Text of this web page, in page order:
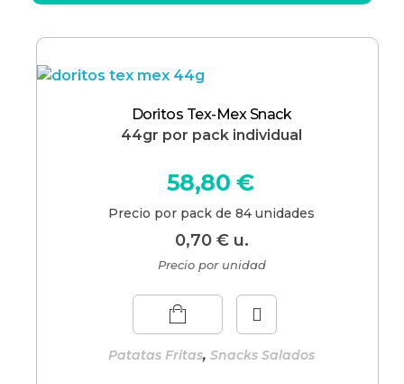
Doritos Tex-Mex Snack
44gr por pack individual
0,70 €u.
58,80 €
Precio por pack de 84 unidades
Patatas Fritas,Snacks Salados
Precio por unidad